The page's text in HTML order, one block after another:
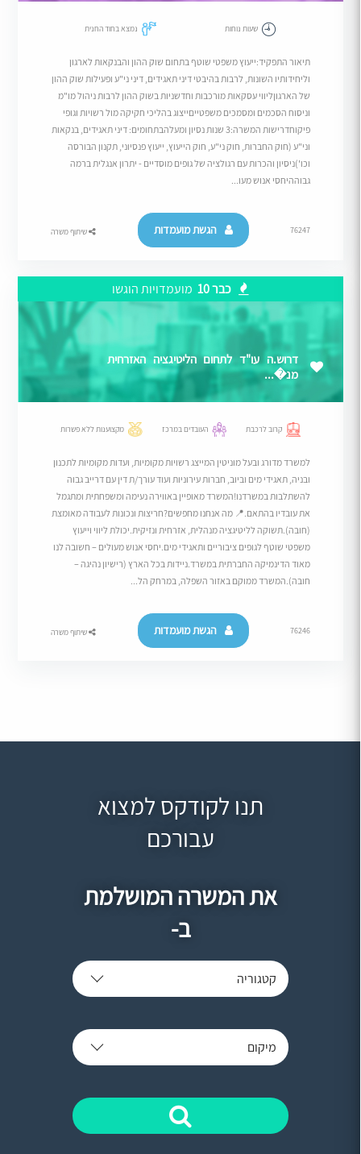
שעות נוחות נמצא בחוד החנית
תיאור התפקיד:ייעוץ משפטי שוטף בתחום שוק ההון והבנקאות לארגון
וליחידותיו השונות, לרבות בהיבטי דיני תאגידים, דיני ני"ע ופעילות שוק ההון
של הארגוןליווי עסקאות מורכבות וחדשניות בשוק ההון לרבות ניהול מו"מ
וניסוח הסכמים ומסמכים משפטייםייצוג בהליכי חקיקה מול רשויות וגופי
פיקוחדרישות המשרה:3 שנות נסיון ומעלהבתחומים: דיני תאגידים, בנקאות
וני"ע (חוק החברות, חוק ני"ע, חוק הייעוץ, ייעוץ פנסיוני, תקנון הבורסה
וכו')ניסיון והכרות עם רגולציה של גופים מוסדיים - יתרון אנגלית ברמה
גבוההיחסי אנוש מעו...
76247 הגשת מועמדות שיתוף משרה
כבר 10 מועמדויות הוגשו
דרוש.ה עו"ד לתחום הליטיגציה האזרחית
מנ�...
קרוב לרכבת העובדים במרכז מקצוענות ללא פשרות
למשרד מדורג ובעל מוניטין המייצג רשויות מקומיות, ועדות מקומיות לתכנון
ובניה, תאגידי מים וביוב, חברות עירוניות ועוד עורך/ת דין עם דרייב גבוה
להשתלבות במשרדנו!המשרד מאופיין באווירה נעימה ומשפחתית ומתגמל
את עובדיו בהתאם.​📍 מה אנחנו מחפשים?חריצות ונכונות לעבודה מאומצת
(חובה).​תשוקה לליטיגציה מנהלית, אזרחית ונזיקית.​יכולת ליווי וייעוץ
משפטי שוטף לגופים ציבוריים ותאגידי מים.​יחסי אנוש מעולים – חשובה לנו
מאוד הדינמיקה החברתית במשרד.​ניידות בכל הארץ (רישיון נהיגה –
חובה).המשרד ממוקם באזור השפלה, במרחק הל...
76246 הגשת מועמדות שיתוף משרה
תנו לקודקס למצוא
עבורכם
את המשרה המושלמת
ב-
קטגוריה
מיקום